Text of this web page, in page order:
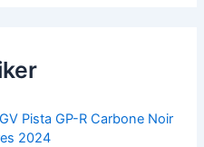
Pista GP-R Carbone Noir
2024